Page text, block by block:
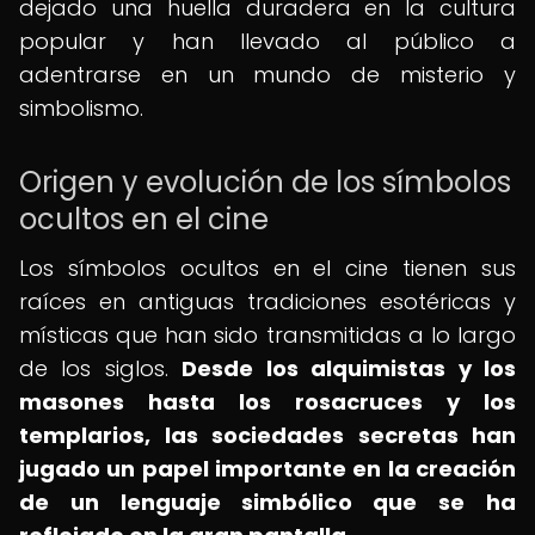
dejado una huella duradera en la cultura
popular y han llevado al público a
adentrarse en un mundo de misterio y
simbolismo.
Origen y evolución de los símbolos
ocultos en el cine
Los símbolos ocultos en el cine tienen sus
raíces en antiguas tradiciones esotéricas y
místicas que han sido transmitidas a lo largo
de los siglos. Desde los alquimistas y los
masones hasta los rosacruces y los
templarios, las sociedades secretas han
jugado un papel importante en la creación
de un lenguaje simbólico que se ha